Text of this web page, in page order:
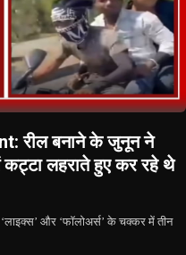
रील बनाने के जुनून ने
कट्टा लहराते हुए कर रहे थे
और ‘फॉलोअर्स’ के चक्कर में तीन